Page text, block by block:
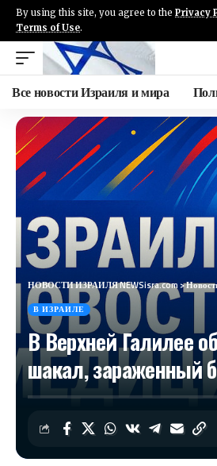
By using this site, you agree to the Privacy
Terms of Use.
Все новости Израиля и мира
НОВОСТИ ИЗРАИЛЯ NEWSisra.com >
В ИЗРАИЛЕ
В Верхней Галилее
шакал, зараженный